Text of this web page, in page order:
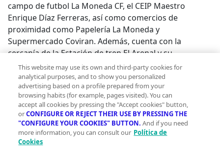
campo de futbol La Moneda CF, el CEIP Maestro
Enrique Díaz Ferreras, así como comercios de
proximidad como Papelería La Moneda y
Supermercado Coviran. Además, cuenta con la
cercanía de la Estación de tren El Arenal y su
proximidad a la Avenida de España, una de las
principales zonas comerciales y de servicios de la
localidad. Una vivienda práctica, bien ubicada y con
múltiples posibilidades, perfecta para vivir o invertir.
Ponemos a su disposición un asesor inmobiliario y
financiero para informarle sobre los gastos de compra
- venta y de financiación. Metros recogidos según
catastro. *Impuestos, gastos de escrituración,
This website may use its own and third-party cookies for
analytical purposes, and to show you personalized
advertising based on a profile prepared from your
browsing habits (for example, pages visited). You can
accept all cookies by pressing the "Accept cookies" button,
orCONFIGURE OR REJECT THEIR USE BY PRESSING THE
"CONFIGURE YOUR COOKIES" BUTTON. And if you need
more information, you can consult our Política de
Cookies